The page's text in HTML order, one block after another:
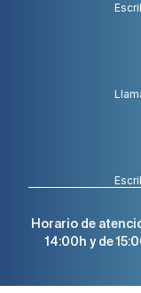
Horario de
14:00h y de